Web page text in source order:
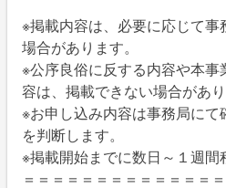
※掲載内容は、必要に応じて事
場合があります。
※公序良俗に反する内容や本
容は、掲載できない場合があり
※お申し込み内容は事務局に
を判断します。
※掲載開始までに数日～１週間
＝＝＝＝＝＝＝＝＝＝＝＝＝